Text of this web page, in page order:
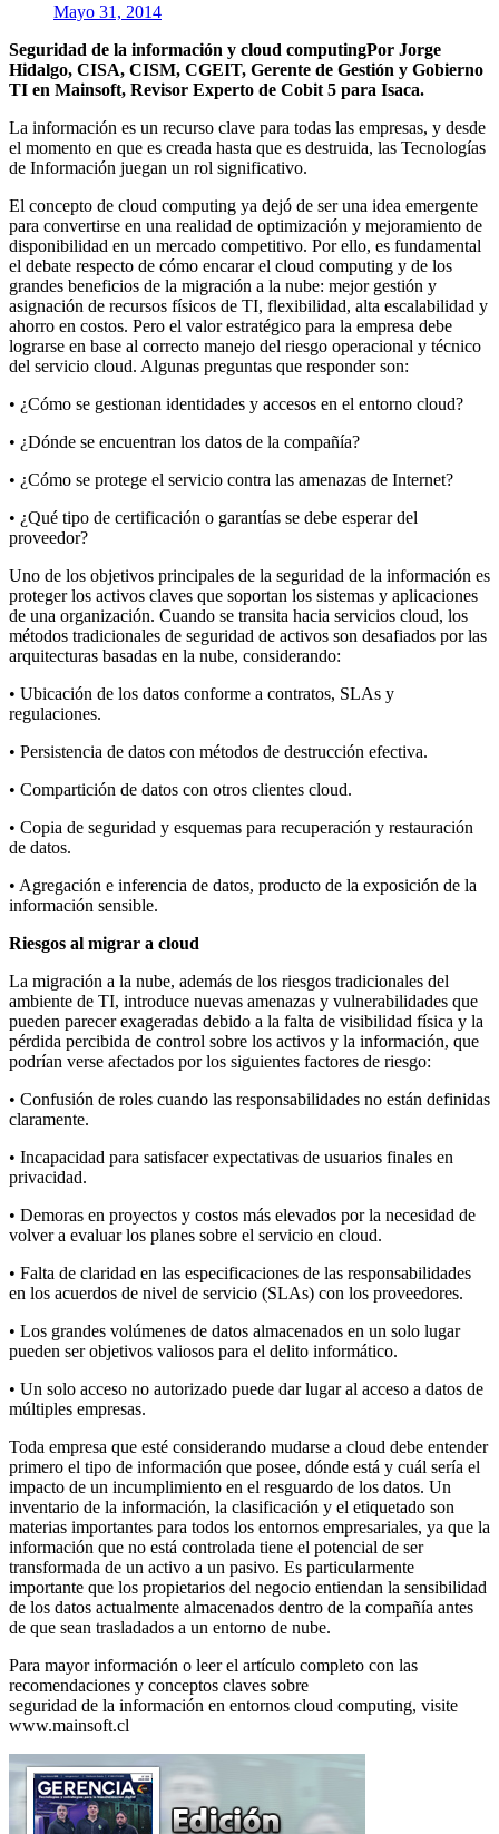
Mayo 31, 2014
Seguridad de la información y cloud computingPor Jorge
Hidalgo, CISA, CISM, CGEIT, Gerente de Gestión y Gobierno
TI en Mainsoft, Revisor Experto de Cobit 5 para Isaca.
La información es un recurso clave para todas las empresas, y desde
el momento en que es creada hasta que es destruida, las Tecnologías
de Información juegan un rol significativo.
El concepto de cloud computing ya dejó de ser una idea emergente
para convertirse en una realidad de optimización y mejoramiento de
disponibilidad en un mercado competitivo. Por ello, es fundamental
el debate respecto de cómo encarar el cloud computing y de los
grandes beneficios de la migración a la nube: mejor gestión y
asignación de recursos físicos de TI, flexibilidad, alta escalabilidad y
ahorro en costos. Pero el valor estratégico para la empresa debe
lograrse en base al correcto manejo del riesgo operacional y técnico
del servicio cloud. Algunas preguntas que responder son:
• ¿Cómo se gestionan identidades y accesos en el entorno cloud?
• ¿Dónde se encuentran los datos de la compañía?
• ¿Cómo se protege el servicio contra las amenazas de Internet?
• ¿Qué tipo de certificación o garantías se debe esperar del
proveedor?
Uno de los objetivos principales de la seguridad de la información es
proteger los activos claves que soportan los sistemas y aplicaciones
de una organización. Cuando se transita hacia servicios cloud, los
métodos tradicionales de seguridad de activos son desafiados por las
arquitecturas basadas en la nube, considerando:
• Ubicación de los datos conforme a contratos, SLAs y
regulaciones.
• Persistencia de datos con métodos de destrucción efectiva.
• Compartición de datos con otros clientes cloud.
• Copia de seguridad y esquemas para recuperación y restauración
de datos.
• Agregación e inferencia de datos, producto de la exposición de la
información sensible.
Riesgos al migrar a cloud
La migración a la nube, además de los riesgos tradicionales del
ambiente de TI, introduce nuevas amenazas y vulnerabilidades que
pueden parecer exageradas debido a la falta de visibilidad física y la
pérdida percibida de control sobre los activos y la información, que
podrían verse afectados por los siguientes factores de riesgo:
• Confusión de roles cuando las responsabilidades no están definidas
claramente.
• Incapacidad para satisfacer expectativas de usuarios finales en
privacidad.
• Demoras en proyectos y costos más elevados por la necesidad de
volver a evaluar los planes sobre el servicio en cloud.
• Falta de claridad en las especificaciones de las responsabilidades
en los acuerdos de nivel de servicio (SLAs) con los proveedores.
• Los grandes volúmenes de datos almacenados en un solo lugar
pueden ser objetivos valiosos para el delito informático.
• Un solo acceso no autorizado puede dar lugar al acceso a datos de
múltiples empresas.
Toda empresa que esté considerando mudarse a cloud debe entender
primero el tipo de información que posee, dónde está y cuál sería el
impacto de un incumplimiento en el resguardo de los datos. Un
inventario de la información, la clasificación y el etiquetado son
materias importantes para todos los entornos empresariales, ya que la
información que no está controlada tiene el potencial de ser
transformada de un activo a un pasivo. Es particularmente
importante que los propietarios del negocio entiendan la sensibilidad
de los datos actualmente almacenados dentro de la compañía antes
de que sean trasladados a un entorno de nube.
Para mayor información o leer el artículo completo con las
recomendaciones y conceptos claves sobre
seguridad de la información en entornos cloud computing, visite
www.mainsoft.cl